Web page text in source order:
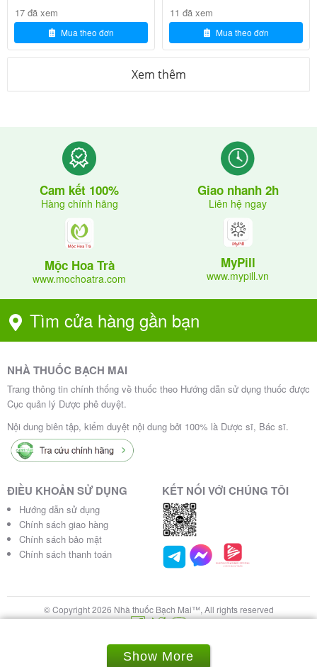
17 đã xem
Mua theo đơn
11 đã xem
Mua theo đơn
Xem thêm
Cam kết 100%
Hàng chính hãng
Giao nhanh 2h
Liên hệ ngay
Mộc Hoa Trà
www.mochoatra.com
MyPill
www.mypill.vn
Tìm cửa hàng gần bạn
NHÀ THUỐC BẠCH MAI
Trang thông tin chính thống về thuốc theo Hướng dẫn sử dụng thuốc được
Cục quản lý Dược phê duyệt.
Nội dung biên tập, kiểm duyệt nội dung bởi 100% là Dược sĩ, Bác sĩ.
ĐIỀU KHOẢN SỬ DỤNG
Hướng dẫn sử dụng
Chính sách giao hàng
Chính sách bảo mật
Chính sách thanh toán
KẾT NỐI VỚI CHÚNG TÔI
© Copyright 2026 Nhà thuốc Bạch Mai™, All rights reserved
0822.555.240 Messenger
Show More